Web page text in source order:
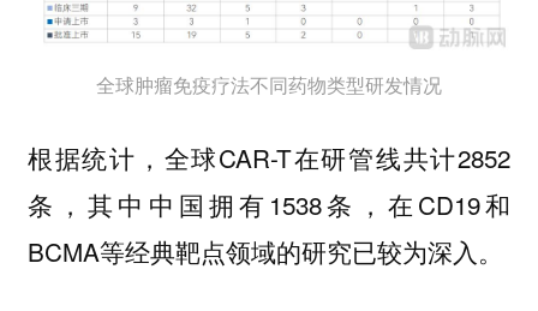
全球肿瘤免疫疗法不同药物类型研发情况
根据统计，全球CAR-T在研管线共计2852
条，其中中国拥有1538条，在CD19和
BCMA等经典靶点领域的研究已较为深入。